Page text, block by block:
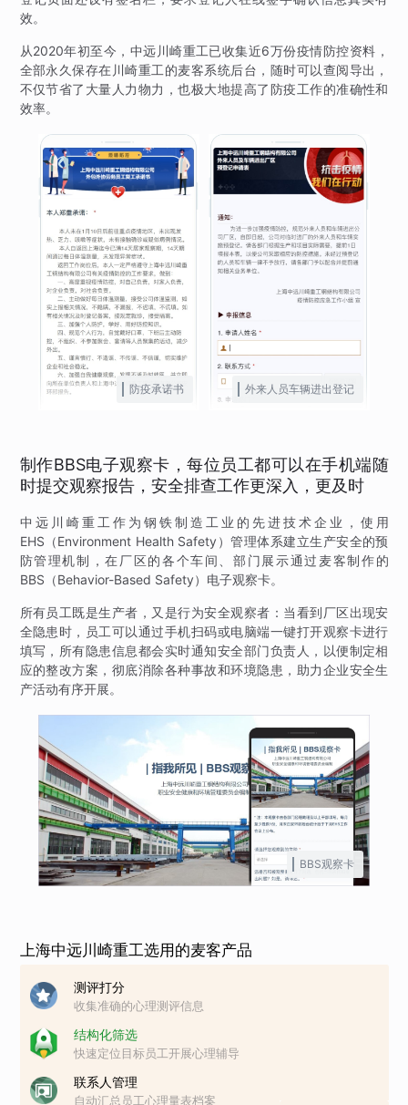
效。
从2020年初至今，中远川崎重工已收集近6万份疫情防控资料，
全部永久保存在川崎重工的麦客系统后台，随时可以查阅导出，
不仅节省了大量人力物力，也极大地提高了防疫工作的准确性和
效率。
防疫承诺书 外来人员车辆进出登记
制作BBS电子观察卡，每位员工都可以在手机端随
时提交观察报告，安全排查工作更深入，更及时
中远川崎重工作为钢铁制造工业的先进技术企业，使用
EHS（Environment Health Safety）管理体系建立生产安全的预
防管理机制，在厂区的各个车间、部门展示通过麦客制作的
BBS（Behavior-Based Safety）电子观察卡。
所有员工既是生产者，又是行为安全观察者：当看到厂区出现安
全隐患时，员工可以通过手机扫码或电脑端一键打开观察卡进行
填写，所有隐患信息都会实时通知安全部门负责人，以便制定相
应的整改方案，彻底消除各种事故和环境隐患，助力企业安全生
产活动有序开展。
BBS观察卡
上海中远川崎重工选用的麦客产品
测评打分
收集准确的心理测评信息
结构化筛选
快速定位目标员工开展心理辅导
联系人管理
自动汇总员工心理量表档案